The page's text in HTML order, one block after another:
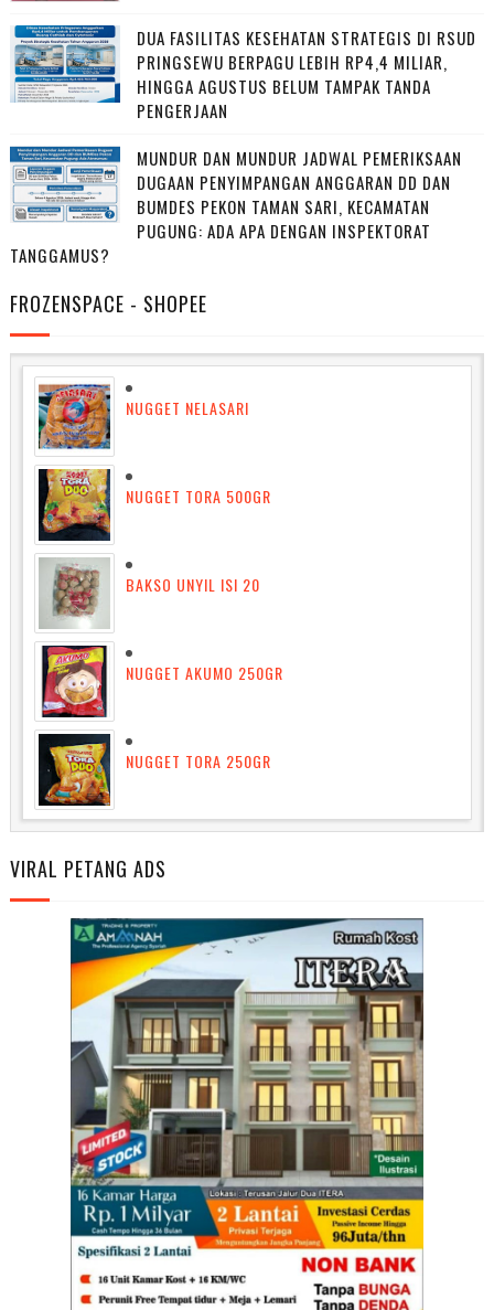
DUA FASILITAS KESEHATAN STRATEGIS DI RSUD
PRINGSEWU BERPAGU LEBIH RP4,4 MILIAR,
HINGGA AGUSTUS BELUM TAMPAK TANDA
PENGERJAAN
MUNDUR DAN MUNDUR JADWAL PEMERIKSAAN
DUGAAN PENYIMPANGAN ANGGARAN DD DAN
BUMDES PEKON TAMAN SARI, KECAMATAN
PUGUNG: ADA APA DENGAN INSPEKTORAT
TANGGAMUS?
FROZENSPACE - SHOPEE
NUGGET NELASARI
NUGGET TORA 500GR
BAKSO UNYIL ISI 20
NUGGET AKUMO 250GR
NUGGET TORA 250GR
VIRAL PETANG ADS